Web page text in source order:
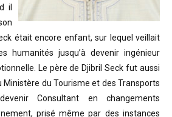
il
était encore enfant, sur lequel veillait
humanités jusqu’à devenir ingénieur
Le père de Djibril Seck fut aussi
Ministère du Tourisme et des Transports
Consultant en changements
prisé même par des instances